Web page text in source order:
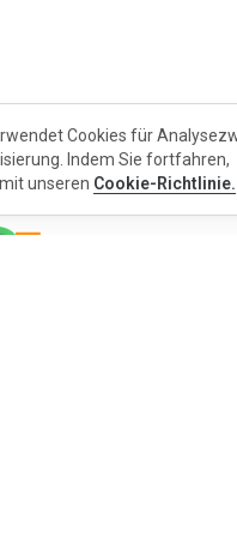
Cookies für
Indem Sie fortfahren,
unseren Cookie-Richtlinie.